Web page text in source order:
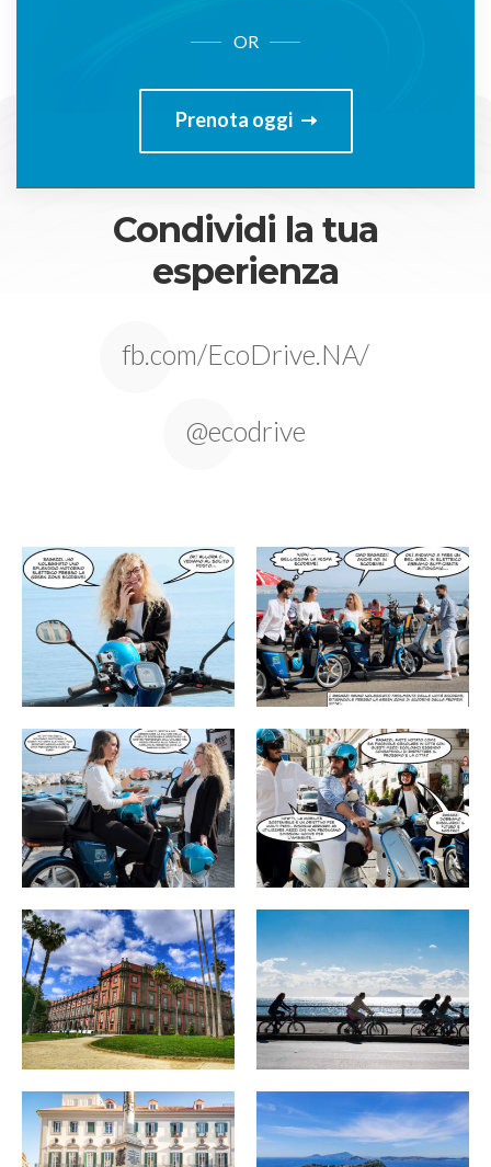
OR
Prenota oggi
Condividi la tua
esperienza
fb.com/EcoDrive.NA/
@ecodrive